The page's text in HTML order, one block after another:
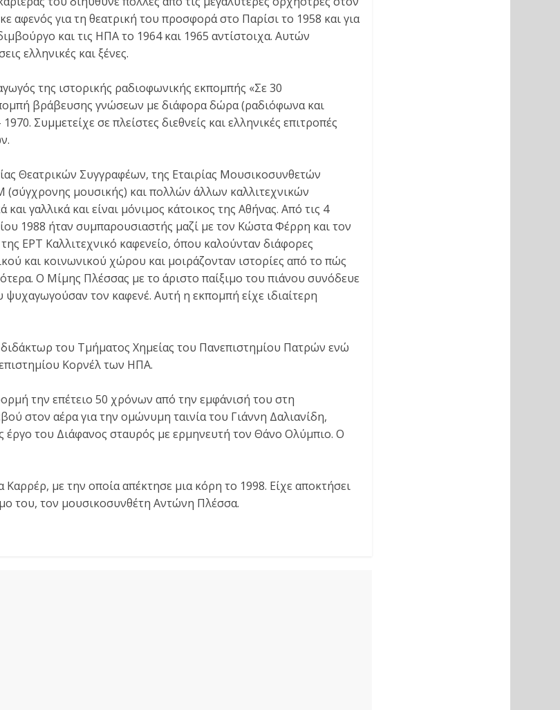
αφενός για τη θεατρική του προσφορά στο Παρίσι το 1958 και για
και τις ΗΠΑ το 1964 και 1965 αντίστοιχα. Αυτών
ελληνικές και ξένες.
της ιστορικής ραδιοφωνικής εκπομπής «Σε 30
βράβευσης γνώσεων με διάφορα δώρα (ραδιόφωνα και
Συμμετείχε σε πλείστες διεθνείς και ελληνικές επιτροπές
Θεατρικών Συγγραφέων, της Εταιρίας Μουσικοσυνθετών
μουσικής) και πολλών άλλων καλλιτεχνικών
γαλλικά και είναι μόνιμος κάτοικος της Αθήνας. Από τις 4
1988 ήταν συμπαρουσιαστής μαζί με τον Κώστα Φέρρη και τον
ΕΡΤ Καλλιτεχνικό καφενείο, όπου καλούνταν διάφορες
και κοινωνικού χώρου και μοιράζονταν ιστορίες από το πώς
Ο Μίμης Πλέσσας με το άριστο παίξιμο του πιάνου συνόδευε
τον καφενέ. Αυτή η εκπομπή είχε ιδιαίτερη
του Τμήματος Χημείας του Πανεπιστημίου Πατρών ενώ
Κορνέλ των ΗΠΑ.
την επέτειο 50 χρόνων από την εμφάνισή του στη
στον αέρα για την ομώνυμη ταινία του Γιάννη Δαλιανίδη,
έργο του Διάφανος σταυρός με ερμηνευτή τον Θάνο Ολύμπιο. Ο
με την οποία απέκτησε μια κόρη το 1998. Είχε αποκτήσει
του, τον μουσικοσυνθέτη Αντώνη Πλέσσα.